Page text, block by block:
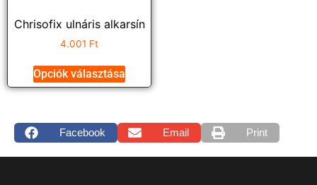
Chrisofix ulnáris alkarsín
4.001 Ft
Opciók választása
Facebook Email Print